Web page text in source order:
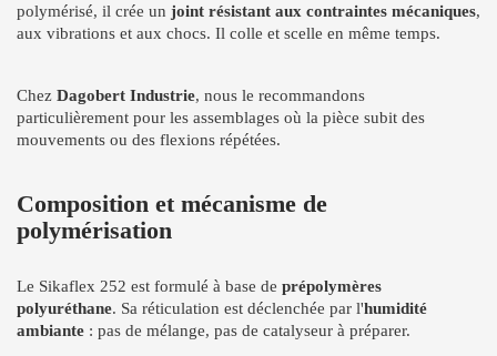
polymérisé, il crée un joint résistant aux contraintes mécaniques,
aux vibrations et aux chocs. Il colle et scelle en même temps.
Chez Dagobert Industrie, nous le recommandons
particulièrement pour les assemblages où la pièce subit des
mouvements ou des flexions répétées.
Composition et mécanisme de
polymérisation
Le Sikaflex 252 est formulé à base de prépolymères
polyuréthane. Sa réticulation est déclenchée par l'humidité
ambiante : pas de mélange, pas de catalyseur à préparer.